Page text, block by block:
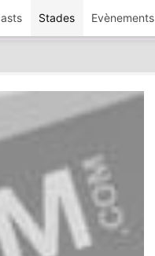
Stades Evènements